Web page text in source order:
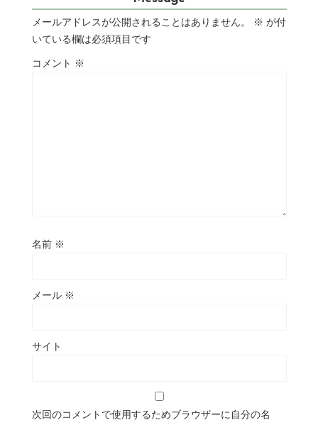
メールアドレスが公開されることはありません。 ※ が付
いている欄は必須項目です
コメント ※
名前 ※
メール ※
サイト
次回のコメントで使用するためブラウザーに自分の名